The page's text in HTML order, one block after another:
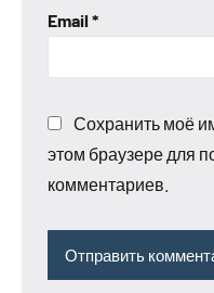
Email *
Сохранить моё
этом браузере для
комментариев.